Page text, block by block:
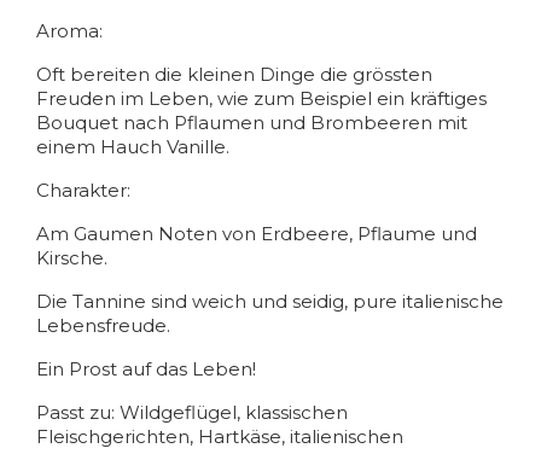
Aroma:
Oft bereiten die kleinen Dinge die grössten
Freuden im Leben, wie zum Beispiel ein kräftiges
Bouquet nach Pflaumen und Brombeeren mit
einem Hauch Vanille.
Charakter:
Am Gaumen Noten von Erdbeere, Pflaume und
Kirsche.
Die Tannine sind weich und seidig, pure italienische
Lebensfreude.
Ein Prost auf das Leben!
Passt zu: Wildgeflügel, klassischen
Fleischgerichten, Hartkäse, italienischen